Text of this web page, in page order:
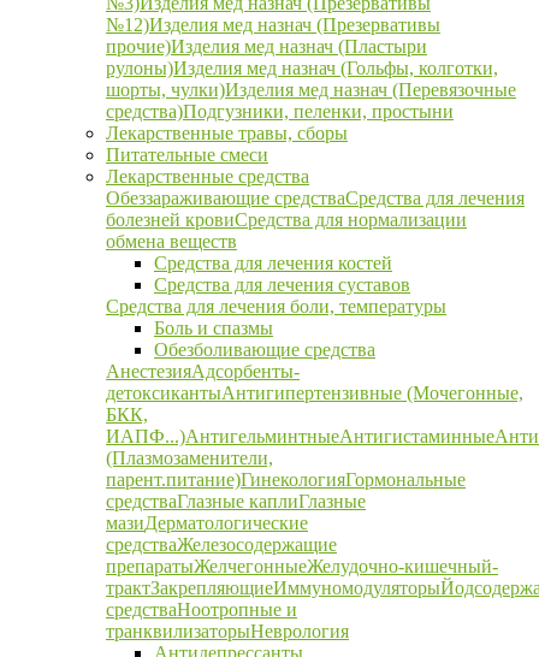
№12)Изделия мед назнач (Презервативы
прочие)Изделия мед назнач (Пластыри
рулоны)Изделия мед назнач (Гольфы, колготки,
шорты, чулки)Изделия мед назнач (Перевязочные
средства)Подгузники, пеленки, простыни
Лекарственные травы, сборы
Питательные смеси
Лекарственные средства
Обеззараживающие средстваСредства для лечения
болезней кровиСредства для нормализации
обмена веществ
Средства для лечения костей
Средства для лечения суставов
Средства для лечения боли, температуры
Боль и спазмы
Обезболивающие средства
АнестезияАдсорбенты-
детоксикантыАнтигипертензивные (Мочегонные,
БКК,
ИАПФ...)АнтигельминтныеАнтигистаминные
(Плазмозаменители,
парент.питание)ГинекологияГормональные
средстваГлазные каплиГлазные
мазиДерматологические
средстваЖелезосодержащие
препаратыЖелчегонныеЖелудочно-кишечный-
трактЗакрепляющиеИммуномодуляторы
средстваНоотропные и
транквилизаторыНеврология